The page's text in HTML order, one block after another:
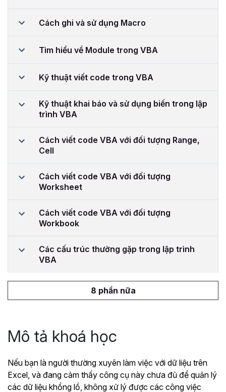
Cách ghi và sử dụng Macro
Tìm hiểu về Module trong VBA
Kỹ thuật viết code trong VBA
Kỹ thuật khai báo và sử dụng biến trong lập
trình VBA
Cách viết code VBA với đối tượng Range,
Cell
Cách viết code VBA với đối tượng
Worksheet
Cách viết code VBA với đối tượng
Workbook
Các cấu trúc thường gặp trong lập trình
VBA
8 phần nữa
Mô tả khoá học
Nếu bạn là người thường xuyên làm việc với dữ liệu trên
Excel, và đang cảm thấy công cụ này chưa đủ để quản lý
các dữ liệu khổng lồ, không xử lý được các công việc